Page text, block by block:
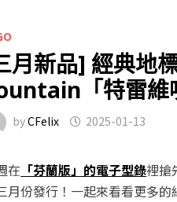
月新品] 經典地
「特雷維
byCFelix 2025-01-13
在 「芬蘭版」的電子型錄裡搶
月份發行！一起來看看更多的